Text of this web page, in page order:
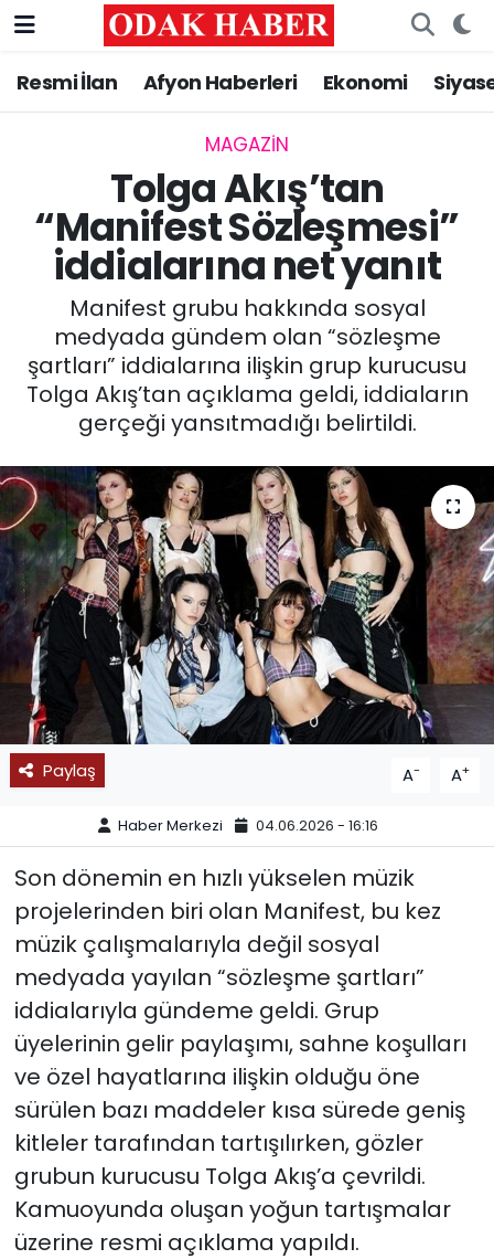
Resmi İlan Afyon Haberleri Ekonomi
MAGAZİN
Tolga Akış’tan
“Manifest Sözleşmesi”
iddialarına net yanıt
Manifest grubu hakkında sosyal
medyada gündem olan “sözleşme
şartları” iddialarına ilişkin grup kurucusu
Tolga Akış’tan açıklama geldi, iddiaların
gerçeği yansıtmadığı belirtildi.
Paylaş A- A+
Haber Merkezi 04.06.2026 - 16:16
Son dönemin en hızlı yükselen müzik
projelerinden biri olan Manifest, bu kez
müzik çalışmalarıyla değil sosyal
medyada yayılan “sözleşme şartları”
iddialarıyla gündeme geldi. Grup
üyelerinin gelir paylaşımı, sahne koşulları
ve özel hayatlarına ilişkin olduğu öne
sürülen bazı maddeler kısa sürede geniş
kitleler tarafından tartışılırken, gözler
grubun kurucusu Tolga Akış’a çevrildi.
Kamuoyunda oluşan yoğun tartışmalar
üzerine resmi açıklama yapıldı.
AFYONKARAHİSAR HABERLERİ
ASAYİŞ
GÜNCEL
SİYASET
EĞİTİM
MAGAZİN
SAĞLIK
SPOR
11:11 MANŞET
Nöbetçi Eczaneler
Trafik Durumu
Süper Lig Puan Durumu ve Fikstür
Tüm Manşetler
Son Dakika Haberleri
Haber Arşivi